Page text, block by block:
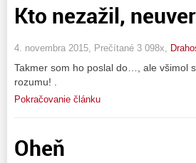
Kto nezažil,
4. novembra 2015, Prečítané 3 098x,
Takmer som ho poslal do…, ale všimol
rozumu! .
Pokračovanie článku
Oheň